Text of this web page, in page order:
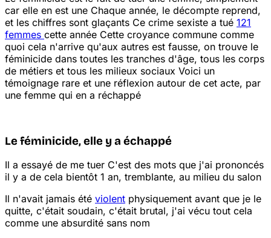
car elle en est une Chaque année, le décompte reprend,
et les chiffres sont glaçants Ce crime sexiste a tué 121
femmes cette année Cette croyance commune comme
quoi cela n'arrive qu'aux autres est fausse, on trouve le
féminicide dans toutes les tranches d'âge, tous les corps
de métiers et tous les milieux sociaux Voici un
témoignage rare et une réflexion autour de cet acte, par
une femme qui en a réchappé
Le féminicide, elle y a échappé
Il a essayé de me tuer C'est des mots que j'ai prononcés
il y a de cela bientôt 1 an, tremblante, au milieu du salon
Il n'avait jamais été violent physiquement avant que je le
quitte, c'était soudain, c'était brutal, j'ai vécu tout cela
comme une absurdité sans nom